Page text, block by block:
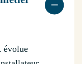
évolue